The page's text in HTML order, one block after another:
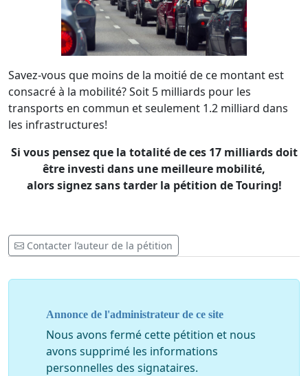
Savez-vous que moins de la moitié de ce montant est
consacré à la mobilité? Soit 5 milliards pour les
transports en commun et seulement 1.2 milliard dans
les infrastructures!
Si vous pensez que la totalité de ces 17 milliards doit
être investi dans une meilleure mobilité,
alors signez sans tarder la pétition de Touring!
Contacter l’auteur de la pétition
Annonce de l'administrateur de ce site
Nous avons fermé cette pétition et nous
avons supprimé les informations
personnelles des signataires.